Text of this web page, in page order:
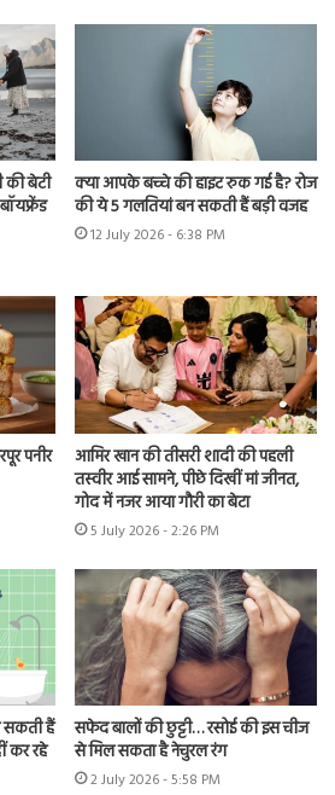
की बेटी
क्या आपके बच्चे की हाइट रुक गई है? रोज
की ये 5 गलतियां बन सकती हैं बड़ी वजह
12 July 2026 - 6:38 PM
पनीर
आमिर खान की तीसरी शादी की पहली
तस्वीर आई सामने, पीछे दिखीं मां जीनत,
गोद में नजर आया गौरी का बेटा
5 July 2026 - 2:26 PM
सकती हैं
कर रहे
सफेद बालों की छुट्टी… रसोई की इस चीज
से मिल सकता है नेचुरल रंग
2 July 2026 - 5:58 PM